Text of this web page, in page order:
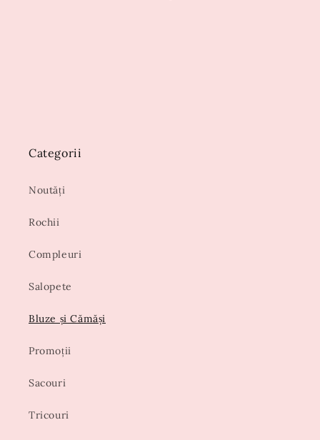
Categorii
Noutăți
Rochii
Compleuri
Salopete
Bluze și Cămăși
Promoții
Sacouri
Tricouri